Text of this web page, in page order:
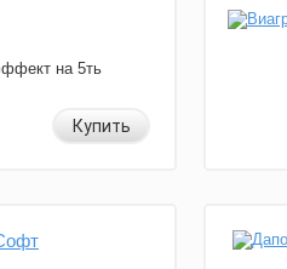
на 5ть
Купить